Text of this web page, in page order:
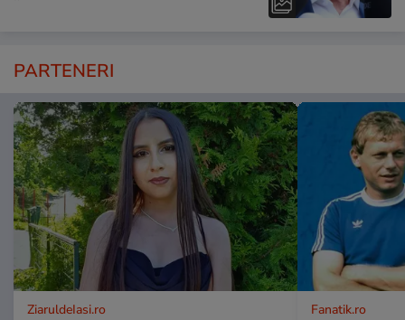
PARTENERI
ZiaruldeIasi.ro Fanatik.ro